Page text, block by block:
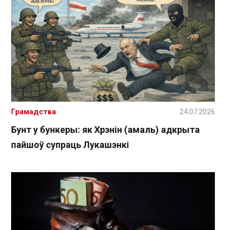
Бунт у бункеры: як Хрэнін (амаль) адкрыта
пайшоў супраць Лукашэнкі
Грамадства 24.07.2026